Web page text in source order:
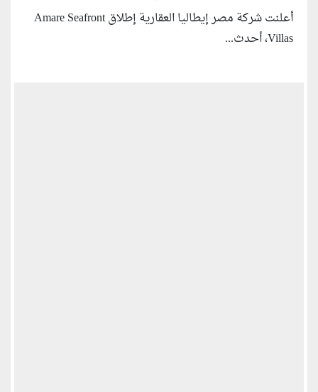
أعلنت شركة مصر إيطاليا العقارية إطلاق Amare Seafront
Villas، أحدث...